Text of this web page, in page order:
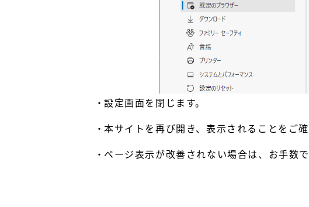
設定画面を閉じます。
本サイトを再び開き、表示されることをご確
ページ表示が改善されない場合は、お手